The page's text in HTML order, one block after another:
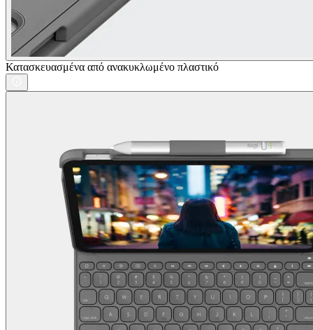
Κατασκευασμένα από ανακυκλωμένο πλαστικό